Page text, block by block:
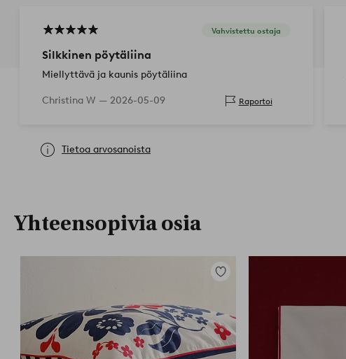
Vahvistettu ostaja
Silkkinen pöytäliina
Miellyttävä ja kaunis pöytäliina
Christina W — 2026-05-09 Raportoi
Tietoa arvosanoista
Yhteensopivia osia
Lisää